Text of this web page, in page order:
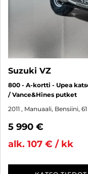
Suzuki VZ
800 - A-kortti - Upea
/ Vance&Hines putket
2011 , Manuaali, Bensiini,
5 990 €
alk. 107 € / kk